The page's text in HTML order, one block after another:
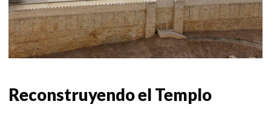
Reconstruyendo el Templo